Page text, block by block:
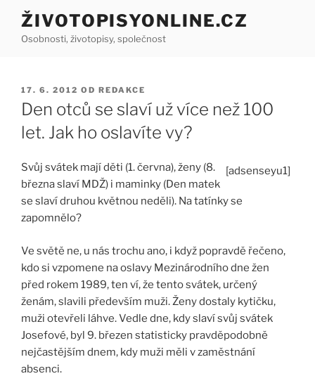
Přejít
obsahu
ŽIVOTOPISYONLINE.CZ
Osobnosti, životopisy, společnost
PUBLIKOVÁNO
17. 6. 2012 OD REDAKCE
Den otců se slaví už více než 100
let. Jak ho oslavíte vy?
[adsenseyu1]
Svůj svátek mají děti (1. června), ženy (8.
března slaví MDŽ) i maminky (Den matek
se slaví druhou květnou neděli). Na tatínky se
zapomnělo?
Ve světě ne, u nás trochu ano, i když popravdě řečeno,
kdo si vzpomene na oslavy Mezinárodního dne žen
před rokem 1989, ten ví, že tento svátek, určený
ženám, slavili především muži. Ženy dostaly kytičku,
muži otevřeli láhve. Vedle dne, kdy slaví svůj svátek
Josefové, byl 9. březen statisticky pravděpodobně
nejčastějším dnem, kdy muži měli v zaměstnání
absenci.